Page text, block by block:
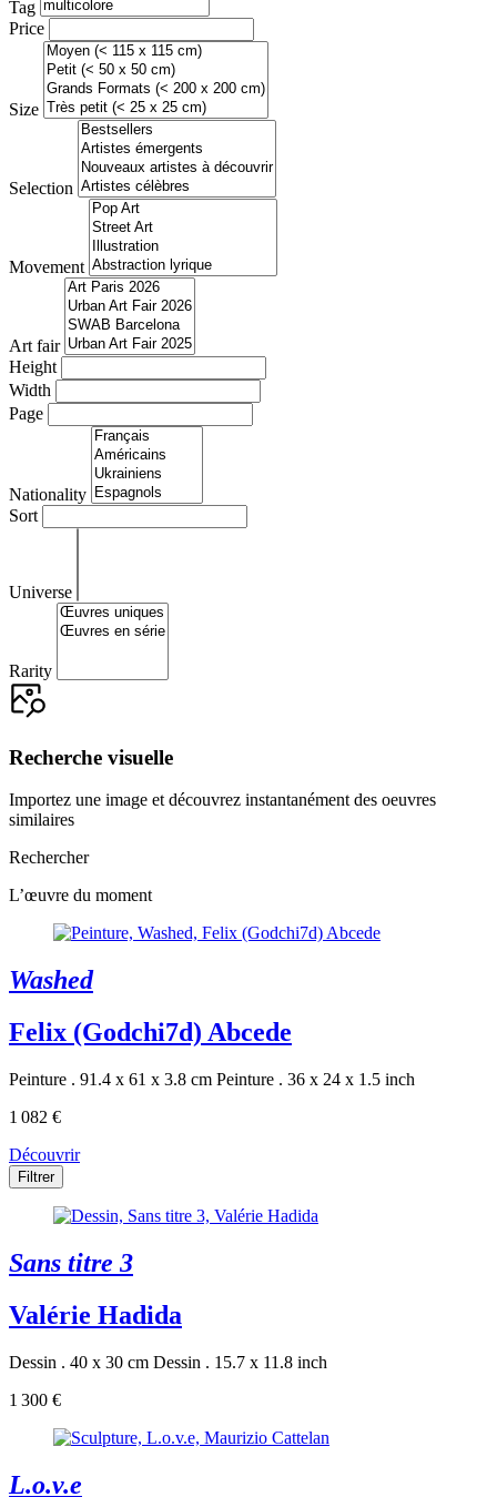
Tag
Price
Size
Selection
Movement
Art fair
Height
Width
Page
Nationality
Sort
Universe
Rarity
Recherche visuelle
Importez une image et découvrez instantanément des oeuvres
similaires
Rechercher
L’œuvre du moment
Washed
Felix (Godchi7d) Abcede
Peinture . 91.4 x 61 x 3.8 cm Peinture . 36 x 24 x 1.5 inch
1 082 €
Découvrir
Filtrer
Sans titre 3
Valérie Hadida
Dessin . 40 x 30 cm Dessin . 15.7 x 11.8 inch
1 300 €
L.o.v.e